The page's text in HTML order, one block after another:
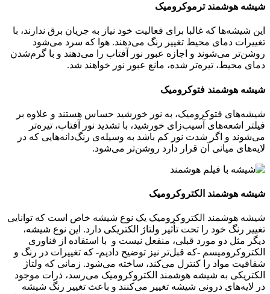
شیشه هوشمند ترموکرومیک
این شیشه‌ها که غالبا برای فعالیت خود نیاز به جریان برق ندارند، با
تغییرات دمای محیط تغییر رنگ می‌دهند. هوا که سرد می‌شود
روشن‌تر می‌شوند و اجازه عبور نور آفتاب را می‌دهند و با ‌گرم‌شدن
دمای محیط، تیره‌تر شده، مانع عبور نور خواهند شد.
شیشه هوشمند فتوکرومیک
شیشه‌های فتوکرومیک، به نور خورشید حساس هستند و علاوه بر
فیلتر اشعه‌های آسیب‌زای خورشید، با تشدید نور آفتاب، تیره‌تر
می‌شوند و اگر شدت نور کم باشد به وسیله‌ی رنگ‌دانه‌هایی که در
لایه‌های میانی آن قرار دارد روشن‌تر می‌شود.
شیشه هوشمند الکتروکرومیک
شیشه هوشمند الکتروکرومیک یک نوع شیشه خاص است که توانایی
تغییر رنگ خود را تحت تأثیر ولتاژ الکتریکی دارد. این نوع شیشه،
دیگر مثل دو مورد قبلی، منفعل نیست و با استفاده از فناوری
الکتروکرومیسم -که قبل‌تر نیز توضیح دادیم- که تغییرات در رنگ و
شفافیت مواد را کنترل می‌کند، ساخته می‌شود. زمانی که ولتاژ
الکتریکی به شیشه هوشمند الکتروکرومیک می‌رسد، ذرات موجود
در لایه‌های درونی شیشه تغییر می‌کنند و باعث تغییر رنگ شیشه